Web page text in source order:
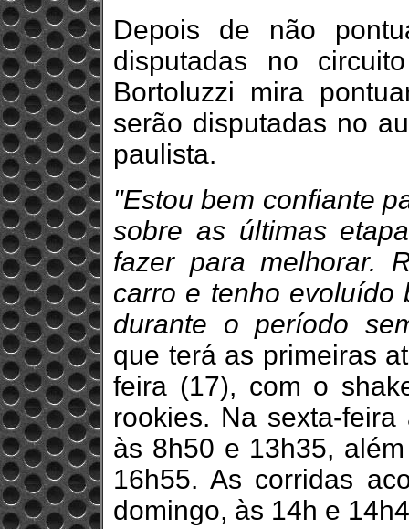
Depois de não
disputadas no
Bortoluzzi mira
serão disputadas no
paulista.
"Estou bem confiante
sobre as últimas
fazer para melhorar.
carro e tenho evoluído
durante o período
que terá as primeiras
feira (17), com o
rookies. Na sexta-
às 8h50 e 13h35,
16h55. As corridas
domingo, às 14h e